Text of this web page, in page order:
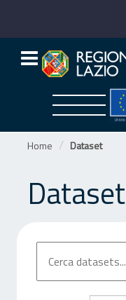
Home Dataset
Dataset